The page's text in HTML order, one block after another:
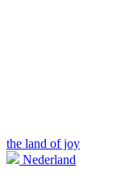
the land of joy
Nederland